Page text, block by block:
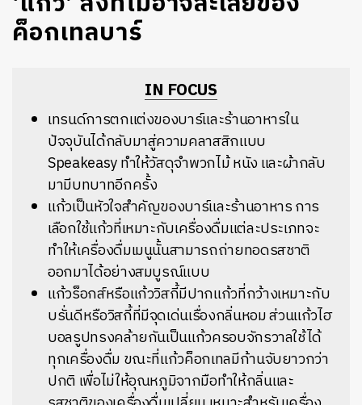
ค็อกเทลบาร์
IN FOCUS
เทรนด์การตกแต่งของบาร์และร้านอาหารใน
ปัจจุบันได้กลับมาสู่ความคลาสสิกแบบ
Speakeasy ทำให้วัสดุจำพวกไม้หนัง และผ้ากลับ
มามีบทบาทอีกครั้ง
แก้วเป็นหัวใจสำคัญของบาร์และร้านอาหาร การ
เลือกใช้แก้วที่เหมาะกับเครื่องดื่มแต่ละประเภทจะ
ทำให้เครื่องดื่มเมนูนั้นสามารถถ่ายทอดรสชาติ
ออกมาได้อย่างสมบูรณ์แบบ
แก้วร็อกส์หรือแก้ววิสกี้มีปากแก้วที่กว้างเหมาะกับ
บรั่นดีหรือวิสกี้ที่มีจุดเด่นเรื่องกลิ่นหอมส่วนแก้วไฮ
บอลรูปทรงคล้ายกันเป็นแก้วครอบจักรวาลใช้ได้
ทุกเครื่องดื่ม ขณะที่แก้วค็อกเทลมีก้านจับยาวกว่า
ปกติ เพื่อไม่ให้อุณหภูมิจากมือทำให้กลิ่นและ